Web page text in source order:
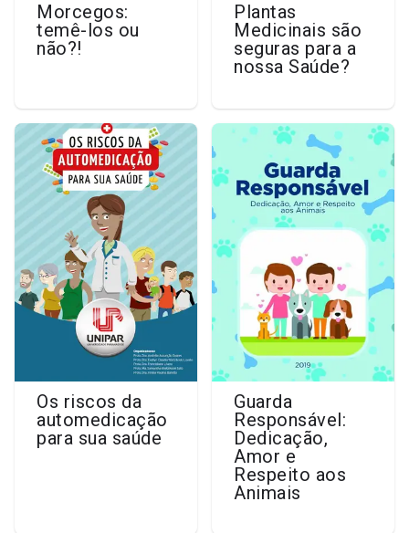
Morcegos:
temê-los ou
não?!
Plantas
Medicinais são
seguras para a
nossa Saúde?
Os riscos da
automedicação
para sua saúde
Guarda
Responsável:
Dedicação,
Amor e
Respeito aos
Animais